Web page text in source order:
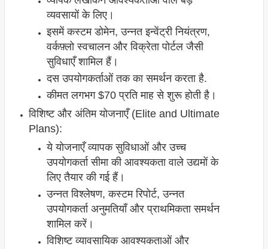
व्यवसायों के लिए।
इसमें कस्टम डोमेन, उन्नत इन्वेंट्री नियंत्रण,
वर्कफ़्लो स्वचालन और विक्रेता पोर्टल जैसी
सुविधाएँ शामिल हैं।
दस उपयोगकर्ताओं तक का समर्थन करता है.
कीमत लगभग $70 प्रति माह से शुरू होती है।
विशिष्ट और अंतिम योजनाएँ (Elite and Ultimate
Plans):
ये योजनाएँ व्यापक सुविधाओं और उच्च
उपयोगकर्ता सीमा की आवश्यकता वाले उद्यमों के
लिए तैयार की गई हैं।
उन्नत विश्लेषण, कस्टम रिपोर्ट, उन्नत
उपयोगकर्ता अनुमतियाँ और प्राथमिकता समर्थन
शामिल करें।
विशिष्ट व्यावसायिक आवश्यकताओं और